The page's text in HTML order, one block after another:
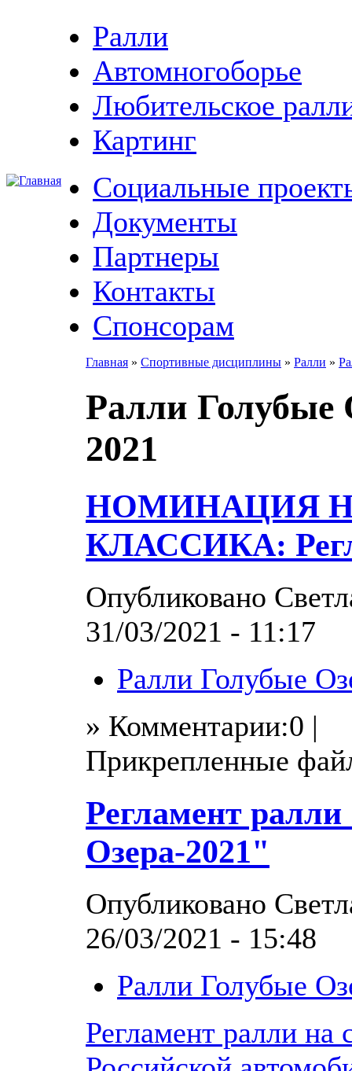
Ралли
Автомногоборье
Любительское
Картинг
Социальные
Документы
Партнеры
Контакты
Спонсорам
Главная » Спортивные дисциплины » Ралли »
Ралли Голубые
2021
НОМИНАЦИЯ
КЛАССИКА:
Опубликовано
31/03/2021 - 11:17
Ралли Голубые
» Комментарии:0 |
Прикрепленные
Регламент
Озера-2021"
Опубликовано
26/03/2021 - 15:48
Ралли Голубые
Регламент ралли на